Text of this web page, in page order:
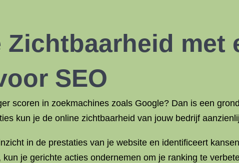
met
SEO
scoren in zoekmachines zoals Google? Dan is een
kun je de online zichtbaarheid van jouw bedrijf
in de prestaties van je website en identificeert
je gerichte acties ondernemen om je ranking te